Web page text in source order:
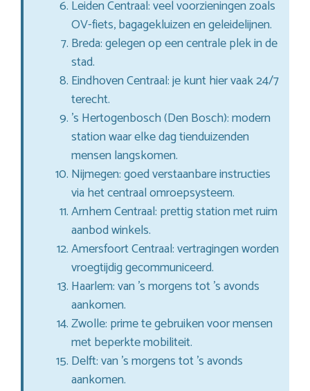
Leiden Centraal: veel voorzieningen zoals
OV-fiets, bagagekluizen en geleidelijnen.
Breda: gelegen op een centrale plek in de
stad.
Eindhoven Centraal: je kunt hier vaak 24/7
terecht.
’s Hertogenbosch (Den Bosch): modern
station waar elke dag tienduizenden
mensen langskomen.
Nijmegen: goed verstaanbare instructies
via het centraal omroepsysteem.
Arnhem Centraal: prettig station met ruim
aanbod winkels.
Amersfoort Centraal: vertragingen worden
vroegtijdig gecommuniceerd.
Haarlem: van ’s morgens tot ’s avonds
aankomen.
Zwolle: prime te gebruiken voor mensen
met beperkte mobiliteit.
Delft: van ’s morgens tot ’s avonds
aankomen.